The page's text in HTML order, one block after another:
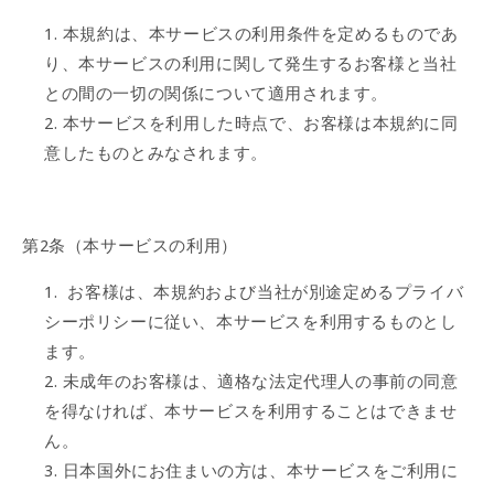
本規約は、本サービスの利用条件を定めるものであ
り、本サービスの利用に関して発生するお客様と当社
との間の一切の関係について適用されます。
本サービスを利用した時点で、お客様は本規約に同
意したものとみなされます。
第2条（本サービスの利用）
お客様は、本規約および当社が別途定めるプライバ
シーポリシーに従い、本サービスを利用するものとし
ます。
未成年のお客様は、適格な法定代理人の事前の同意
を得なければ、本サービスを利用することはできませ
ん。
日本国外にお住まいの方は、本サービスをご利用に